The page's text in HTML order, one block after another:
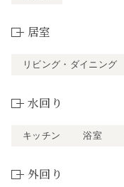
居室
リビング・ダイニング
水回り
キッチン 浴室
外回り